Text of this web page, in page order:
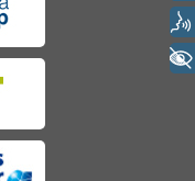
+ Acessibilidade